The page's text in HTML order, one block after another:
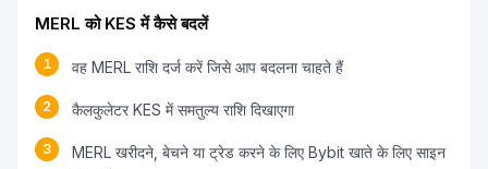
MERL को KES में कैसे बदलें
1 वह MERL राशि दर्ज करें जिसे आप बदलना चाहते हैं
2 कैलकुलेटर KES में समतुल्य राशि दिखाएगा
3
MERL खरीदने, बेचने या ट्रेड करने के लिए Bybit खाते के लिए साइन